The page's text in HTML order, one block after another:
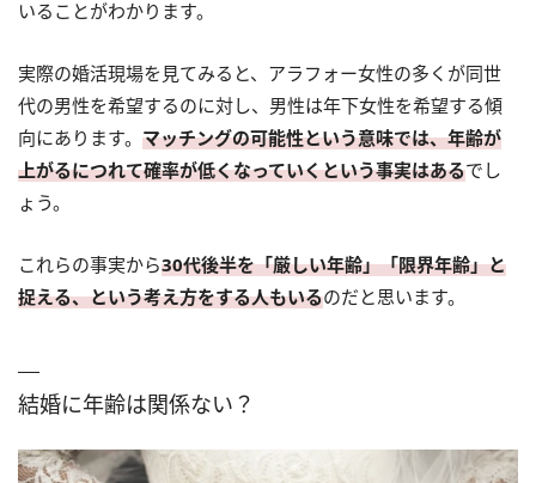
いることがわかります。
実際の婚活現場を見てみると、アラフォー女性の多くが同世
代の男性を希望するのに対し、男性は年下女性を希望する傾
向にあります。 マッチングの可能性という意味では、年齢が
上がるにつれて確率が低くなっていくという事実はあるでし
ょう。
これらの事実から30代後半を「厳しい年齢」「限界年齢」と
捉える、という考え方をする人もいるのだと思います。
結婚に年齢は関係ない？